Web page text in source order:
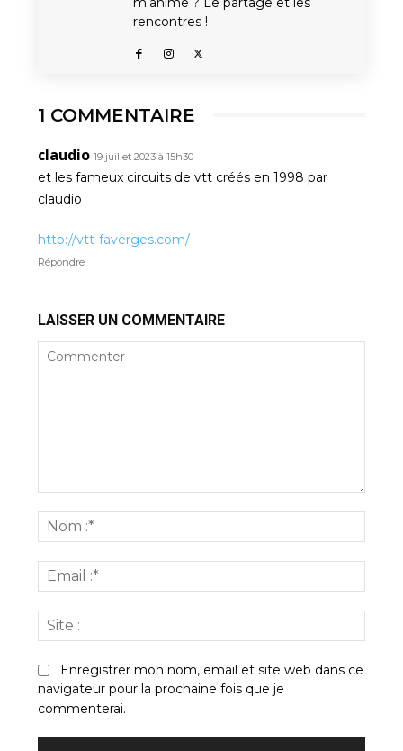
rencontres !
1 COMMENTAIRE
claudio 19 juillet 2023 à 15h30
et les fameux circuits de vtt créés en 1998 par
claudio
http://vtt-faverges.com/
Répondre
LAISSER UN COMMENTAIRE
:*
:*
:
Enregistrer mon nom, email et site web dans ce
navigateur pour la prochaine fois que je
commenterai.